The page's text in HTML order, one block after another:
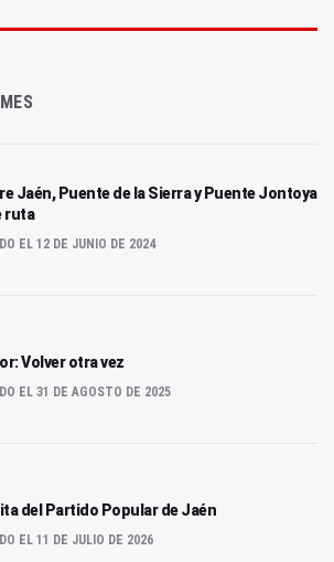
Jaén, Puente de la Sierra y Puente Jontoya
ruta
EL 12 DE JUNIO DE 2024
Volver otra vez
EL 31 DE AGOSTO DE 2025
del Partido Popular de Jaén
EL 11 DE JULIO DE 2026